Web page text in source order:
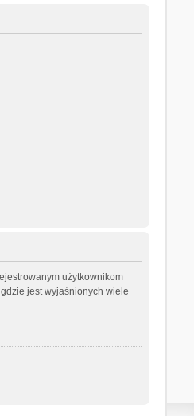
użytkownikom
jest wyjaśnionych wiele